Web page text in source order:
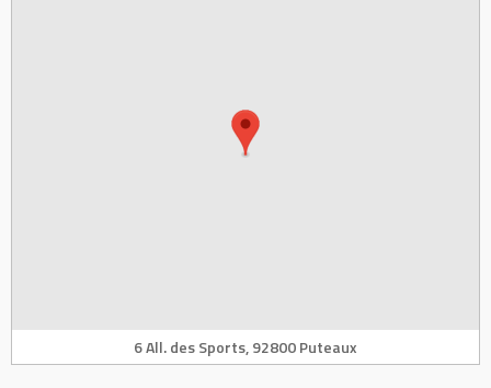
6 All. des Sports, 92800 Puteaux